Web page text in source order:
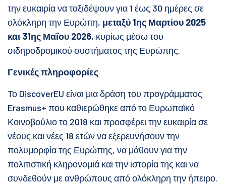
την ευκαιρία να ταξιδέψουν για 1 έως 30 ημέρες σε
ολόκληρη την Ευρώπη, μεταξύ 1ης Μαρτίου 2025
και 31ης Μαΐου 2026, κυρίως μέσω του
σιδηροδρομικού συστήματος της Ευρώπης.
Γενικές πληροφορίες
Το DiscoverEU είναι μια δράση του προγράμματος
Erasmus+ που καθιερώθηκε από το Ευρωπαϊκό
Κοινοβούλιο το 2018 και προσφέρει την ευκαιρία σε
νέους και νέες 18 ετών να εξερευνήσουν την
πολυμορφία της Ευρώπης, να μάθουν για την
πολιτιστική κληρονομιά και την ιστορία της και να
συνδεθούν με ανθρώπους από ολόκληρη την ήπειρο.